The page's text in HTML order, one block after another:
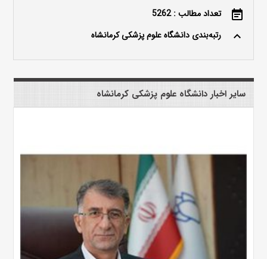
event_note تعداد مطالب : 5262
keyboard_arrow_up رتبه‌بندی دانشگاه علوم پزشکی کرمانشاه
سایر اخبار دانشگاه علوم پزشکی کرمانشاه